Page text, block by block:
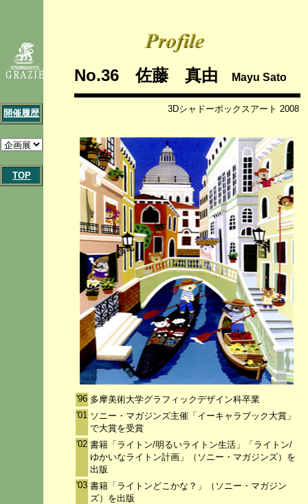
開催履歴
TOP
No.36 佐藤 真由 Mayu Sato
3Dシャドーボックスアート 2008
'96 多摩美術大学グラフィックデザイン科卒業
'01 ソニー・マガジンズ主催「イーキャラブック大賞」
で大賞を受賞
'02 書籍「ライトン/明るいライトン生活」「ライトン/
ゆかいなライトン計画」（ソニー・マガジンズ）を
出版
'03 書籍「ライトンどこかな？」（ソニー・マガジン
ズ）を出版